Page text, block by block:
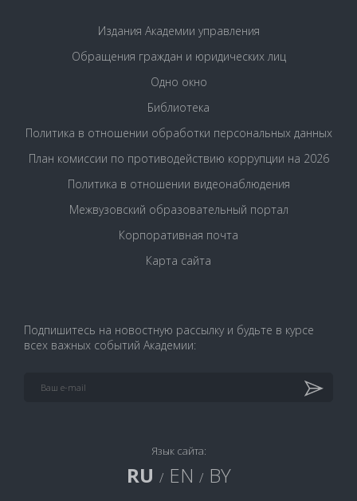
Издания Академии управления
Обращения граждан и юридических лиц
Одно окно
Библиотека
Политика в отношении обработки персональных данных
План комиссии по противодействию коррупции на 2026
Политика в отношении видеонаблюдения
Межвузовский образовательный портал
Корпоративная почта
Карта сайта
Подпишитесь на новостную рассылку и будьте в курсе
всех важных событий Академии:
Язык сайта:
RU / EN / BY